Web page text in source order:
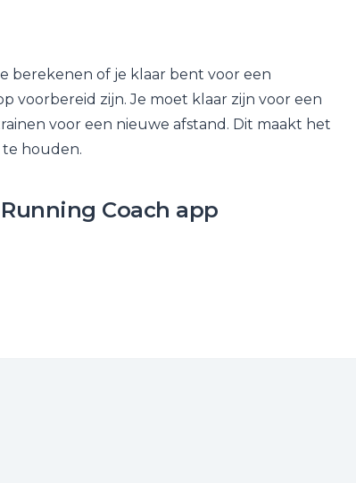
berekenen of je klaar bent voor een
voorbereid zijn. Je moet klaar zijn voor een
voor een nieuwe afstand. Dit maakt het
houden.
Coach app